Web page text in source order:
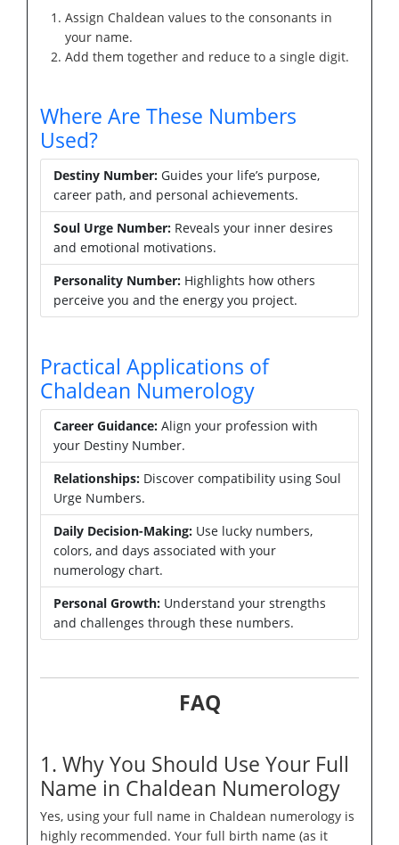
Assign Chaldean values to the consonants in
your name.
Add them together and reduce to a single digit.
Where Are These Numbers
Used?
Destiny Number: Guides your life’s purpose,
career path, and personal achievements.
Soul Urge Number: Reveals your inner desires
and emotional motivations.
Personality Number: Highlights how others
perceive you and the energy you project.
Practical Applications of
Chaldean Numerology
Career Guidance: Align your profession with
your Destiny Number.
Relationships: Discover compatibility using Soul
Urge Numbers.
Daily Decision-Making: Use lucky numbers,
colors, and days associated with your
numerology chart.
Personal Growth: Understand your strengths
and challenges through these numbers.
FAQ
1. Why You Should Use Your Full
Name in Chaldean Numerology
Yes, using your full name in Chaldean numerology is
highly recommended. Your full birth name (as it